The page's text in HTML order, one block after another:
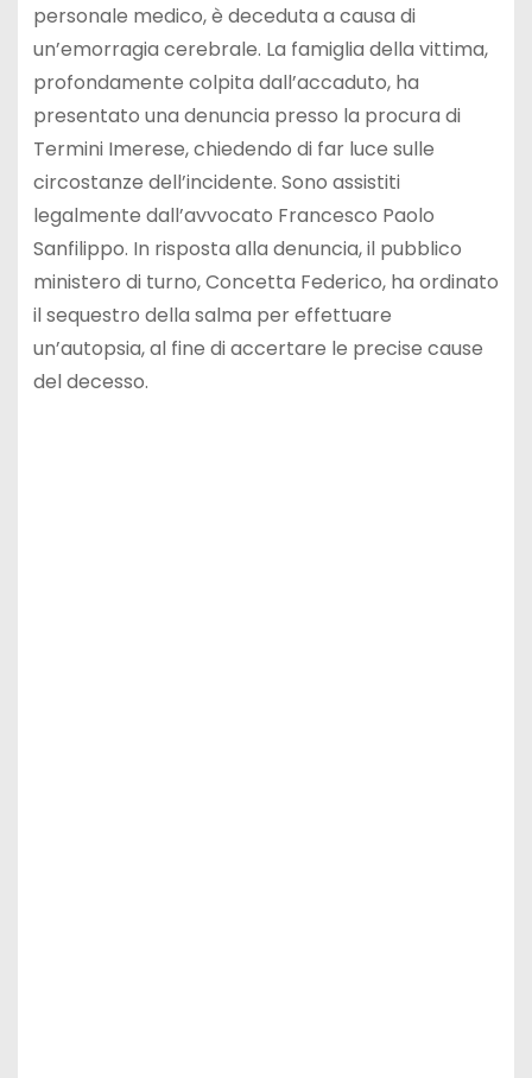
personale medico, è deceduta a causa di
un’emorragia cerebrale. La famiglia della vittima,
profondamente colpita dall’accaduto, ha
presentato una denuncia presso la procura di
Termini Imerese, chiedendo di far luce sulle
circostanze dell’incidente. Sono assistiti
legalmente dall’avvocato Francesco Paolo
Sanfilippo. In risposta alla denuncia, il pubblico
ministero di turno, Concetta Federico, ha ordinato
il sequestro della salma per effettuare
un’autopsia, al fine di accertare le precise cause
del decesso.